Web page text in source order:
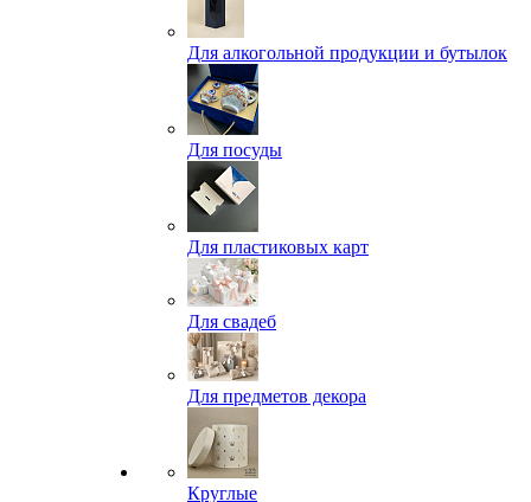
Для алкогольной продукции и бутылок
Для посуды
Для пластиковых карт
Для свадеб
Для предметов декора
Круглые